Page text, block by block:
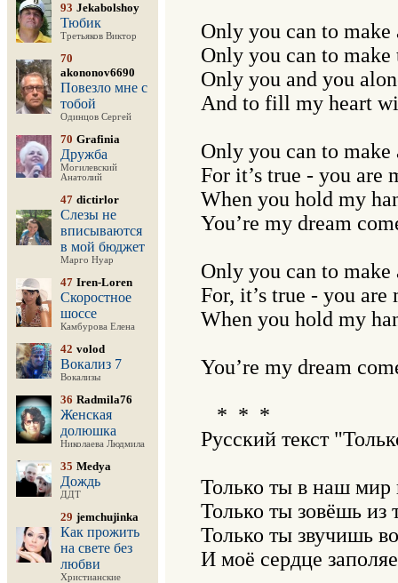
93 Jekabolshoy
Тюбик
Третьяков Виктор
70
akononov6690
Повезло мне с
тобой
Одинцов Сергей
70 Grafinia
Дружба
Могилевский
Анатолий
47 dictirlor
Слезы не
вписываются
в мой бюджет
Марго Нуар
47 Iren-Loren
Скоростное
шоссе
Камбурова Елена
42 volod
Вокализ 7
Вокализы
36 Radmila76
Женская
долюшка
Николаева Людмила
35 Medya
Дождь
ДДТ
29 jemchujinka
Как прожить
на свете без
любви
Христианские
Only you can to
Only you can to
Only you and you
And to fill my heart
Only you can to
For it’s true - you are
When you hold my
You’re my dream
Only you can to
For, it’s true - you are
When you hold my
You’re my dream
   *  *  *
Русский текст
Только ты в наш
Только ты зовёшь из
Только ты звучишь
И моё сердце